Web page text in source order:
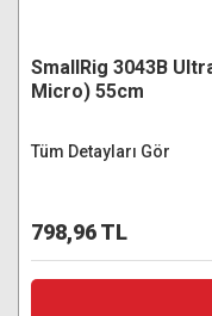
SmallRig 3043B
Micro) 55cm
Tüm Detayları Gör
798,96 TL